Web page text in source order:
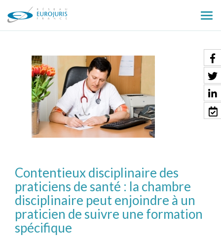
le
Contentieux disciplinaire des
praticiens de santé : la chambre
disciplinaire peut enjoindre à un
praticien de suivre une formation
spécifique